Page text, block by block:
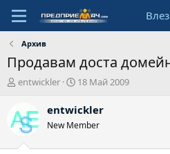
Влез
Архив
Продавам доста
А
о
р
entwickler
Н
ч
л
18 Май 2009
entwickler
New Member